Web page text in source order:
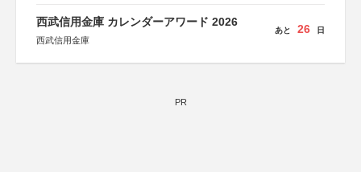
しん生命保険株式会社
西武信用金庫 カレンダーアワード 2026
西武信用金庫
あと 26 日
PR